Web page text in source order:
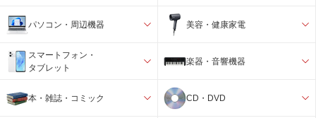
パソコン・周辺機器 美容・健康家電
スマートフォン・
タブレット
楽器・音響機器
本・雑誌・コミック CD・DVD